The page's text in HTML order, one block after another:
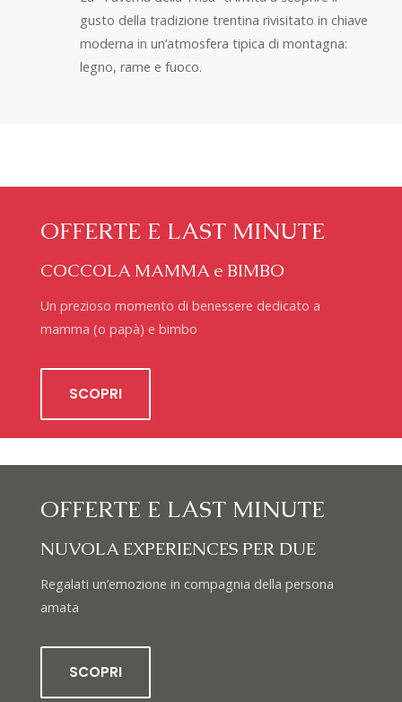
gusto della tradizione trentina rivisitato in chiave
moderna in un’atmosfera tipica di montagna:
legno, rame e fuoco.
OFFERTE E LAST MINUTE
COCCOLA MAMMA e BIMBO
Un prezioso momento di benessere dedicato a
mamma (o papà) e bimbo
SCOPRI
OFFERTE E LAST MINUTE
NUVOLA EXPERIENCES PER DUE
Regalati un’emozione in compagnia della persona
amata
SCOPRI